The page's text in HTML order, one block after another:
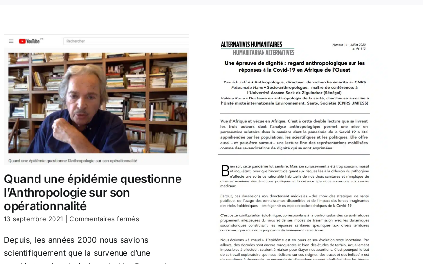
Quand une épidémie questionne
l’Anthropologie sur son
opérationnalité
13 septembre 2021 Commentaires ferméssur
une
questionne
Depuis, les années 2000 nous savions
scientifiquement que la survenue d’une